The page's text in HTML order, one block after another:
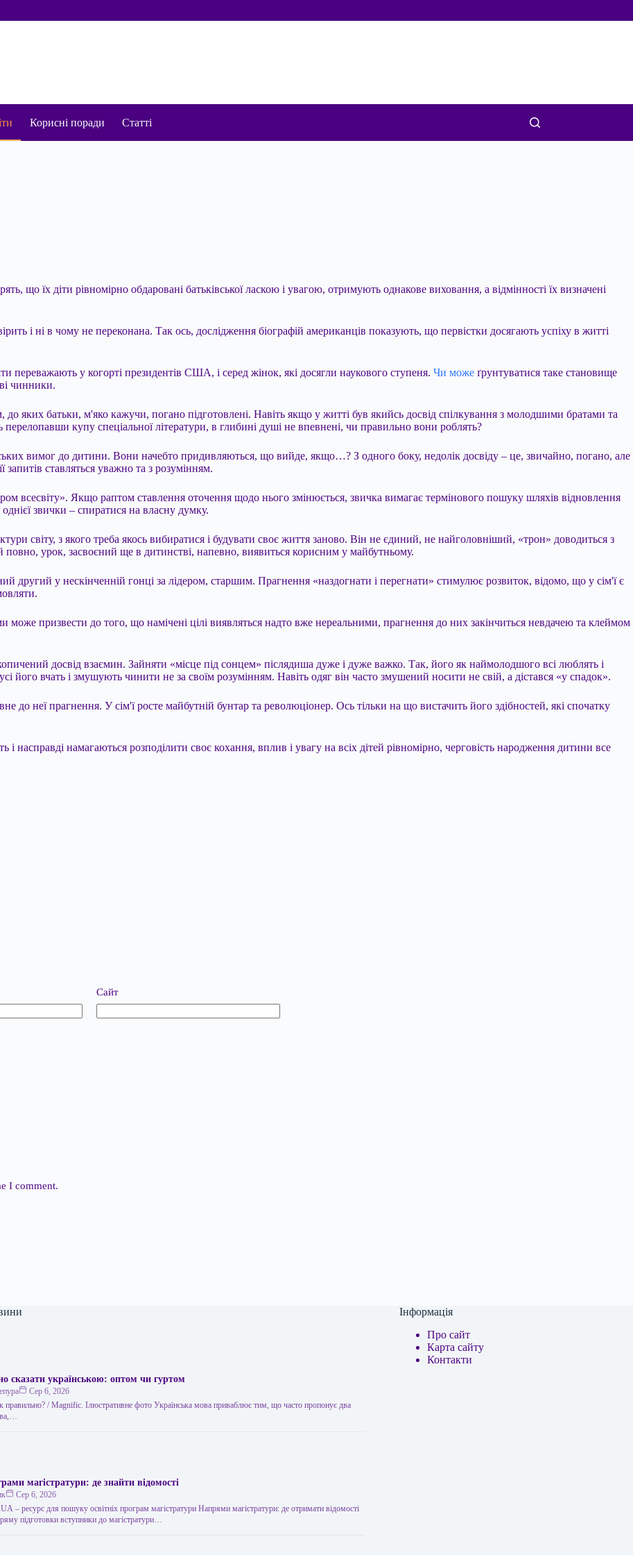
Корисні поради Статті
що їх діти рівномірно обдаровані батьківської ласкою і увагою, отримують однакове виховання, а відмінності їх визначені
і ні в чому не переконана. Так ось, дослідження біографій американців показують, що первістки досягають успіху в житті
переважають у когорті президентів США, і серед жінок, які досягли наукового ступеня. Чи може ґрунтуватися таке становище
чинники.
до яких батьки, м'яко кажучи, погано підготовлені. Навіть якщо у житті був якийсь досвід спілкування з молодшими братами та
перелопавши купу спеціальної літератури, в глибині душі не впевнені, чи правильно вони роблять?
вимог до дитини. Вони начебто придивляються, що вийде, якщо…? З одного боку, недолік досвіду – це, звичайно, погано, але
запитів ставляться уважно та з розумінням.
всесвіту». Якщо раптом ставлення оточення щодо нього змінюється, звичка вимагає термінового пошуку шляхів відновлення
звички – спиратися на власну думку.
світу, з якого треба якось вибиратися і будувати своє життя заново. Він не єдиний, не найголовніший, «трон» доводиться з
урок, засвоєний ще в дитинстві, напевно, виявиться корисним у майбутньому.
другий у нескінченній гонці за лідером, старшим. Прагнення «наздогнати і перегнати» стимулює розвиток, відомо, що у сім'ї є
призвести до того, що намічені цілі виявляться надто вже нереальними, прагнення до них закінчиться невдачею та клеймом
досвід взаємин. Зайняти «місце під сонцем» післядиша дуже і дуже важко. Так, його як наймолодшого всі люблять і
його вчать і змушують чинити не за своїм розумінням. Навіть одяг він часто змушений носити не свій, а дістався «у спадок».
до неї прагнення. У сім'ї росте майбутній бунтар та революціонер. Ось тільки на що вистачить його здібностей, які спочатку
і насправді намагаються розподілити своє кохання, вплив і увагу на всіх дітей рівномірно, черговість народження дитини все
Сайт
I comment.
сказати українською: оптом чи гуртом
Сер 6, 2026
правильно? / Мagnific. Ілюстративне фото Українська мова приваблює тим, що часто пропонує два
магістратури: де знайти відомості
Сер 6, 2026
– ресурс для пошуку освітніх програм магістратури Напрями магістратури: де отримати відомості
підготовки вступники до магістратури…
Інформація
Про сайт
Карта сайту
Контакти